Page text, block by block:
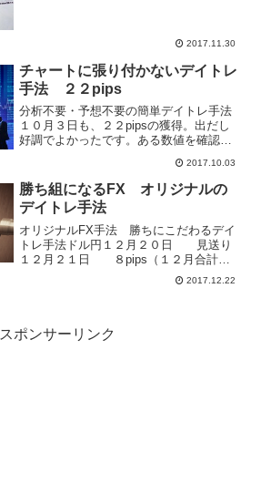
2017.11.30
チャートに張り付かないデイトレ
手法 ２２pips
分析不要・予想不要の簡単デイトレ手法
１０月３日も、２２pipsの獲得。出だし
好調でよかったです。ある数値を確認す
完結してしまいます。もちろん、チャー
トと、にらめっこする必要なし。ストレ
スを感じずデイトレが...
2017.10.03
勝ち組になるFX オリジナルの
デイトレ手法
オリジナルFX手法 勝ちにこだわるデイ
トレ手法ドル円１２月２０日 見送り
１２月２１日 ８pips（１２月合計
３８pips)１２月の総合計は自慢できるよ
うな成績ではないですが、ドル円の相場
2017.12.22
スポンサーリンク